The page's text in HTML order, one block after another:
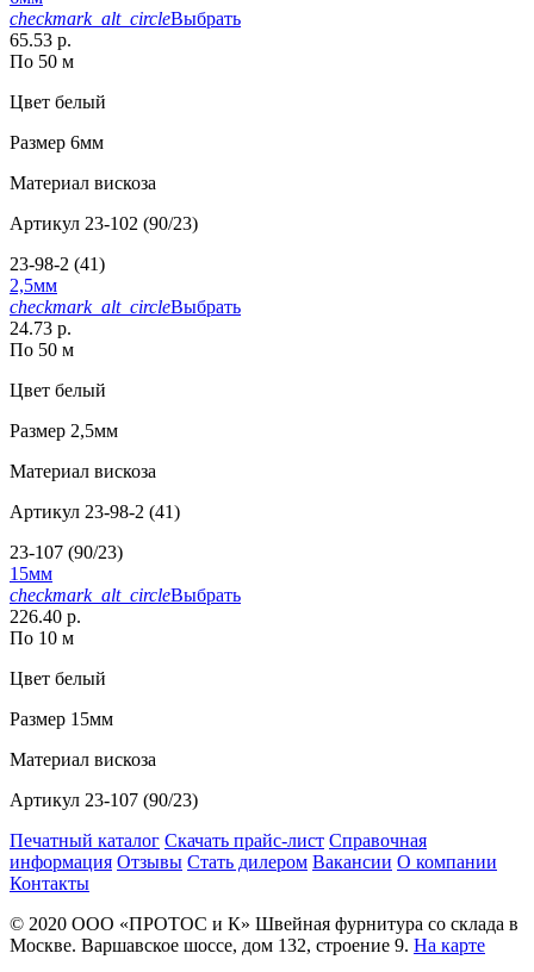
checkmark_alt_circleВыбрать
65.53 р.
По 50 м
Цвет белый
Размер 6мм
Материал вискоза
Артикул 23-102 (90/23)
23-98-2 (41)
2,5мм
checkmark_alt_circleВыбрать
24.73 р.
По 50 м
Цвет белый
Размер 2,5мм
Материал вискоза
Артикул 23-98-2 (41)
23-107 (90/23)
15мм
checkmark_alt_circleВыбрать
226.40 р.
По 10 м
Цвет белый
Размер 15мм
Материал вискоза
Артикул 23-107 (90/23)
Печатный каталог Скачать прайс-лист Справочная
информация Отзывы Стать дилером Вакансии О компании
Контакты
© 2020 ООО «ПРОТОС и К» Швейная фурнитура со склада в
Москве. Варшавское шоссе, дом 132, строение 9. На карте